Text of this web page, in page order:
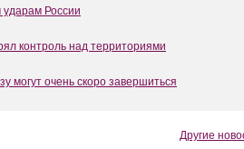
России
контроль над территориями
могут очень скоро завершиться
Другие